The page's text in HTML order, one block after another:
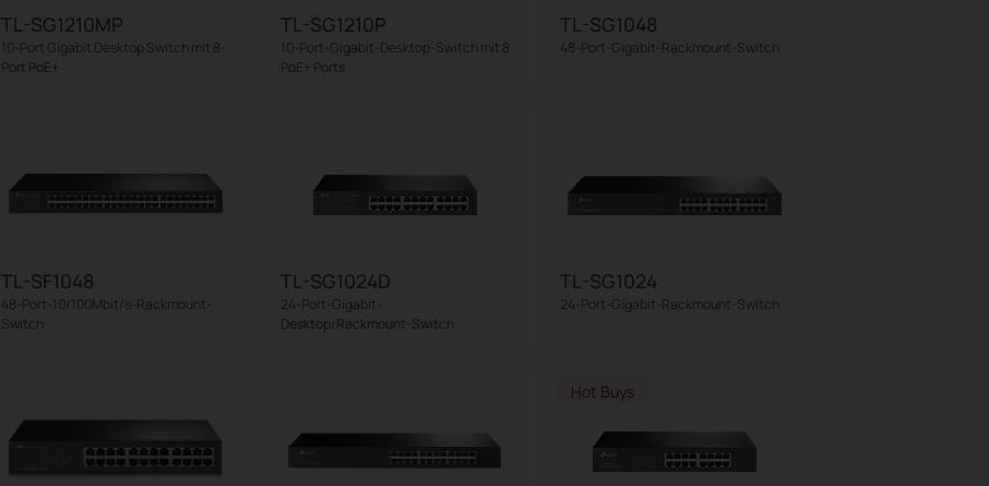
TL-SG1210MP
10-Port Gigabit Desktop Switch mit 8-
Port PoE+
TL-SG1210P
10-Port-Gigabit-Desktop-Switch mit 8
PoE+ Ports
TL-SG1048
48-Port-Gigabit-Rackmount-Switch
TL-SF1048
48-Port-10/100Mbit/s-Rackmount-
Switch
TL-SG1024D
24-Port-Gigabit-
Desktop/Rackmount-Switch
TL-SG1024
24-Port-Gigabit-Rackmount-Switch
Hot Buys